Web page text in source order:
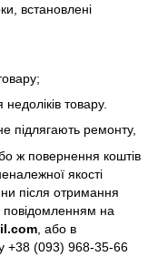
встановлені
товару.
підлягають ремонту,
ж повернення коштів
якості
після отримання
повідомленням на
, або в
+38 (093) 968-35-66